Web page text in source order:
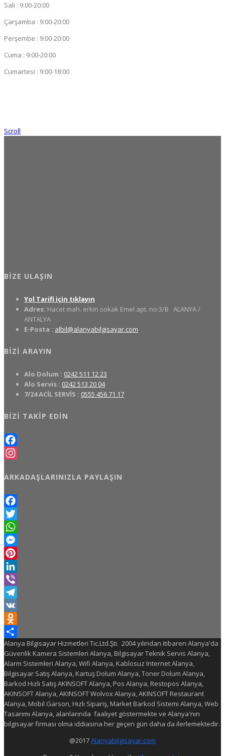
Salı : 9:00-20:00
Çarşamba : 9:00-20:00
Perşembe : 9:00-20:00
Cuma : 9:00-20:00
Cumartesi : 9:00-18:00
Scroll
BIZE ULAŞIN
Yol Tarifi için tıklayın
Adres: Hacet mah. erkin sokak Emel apt. no:3/B ALANYA /
ANTALYA
E-Posta : albil@alanyabilgisayar.com
BIZI ARAYIN
Alo Dolum : 0242 511 12 23
Alo Servis : 0242 513 20 04
7/24 ACİL SERVİS : 0555 456 71 17
BIZI TAKIP EDIN
Facebook
ARKADAŞLARINIZLA PAYLAŞIN
Facebook
Twitter
WhatsApp
Messenger
Pinterest
LinkedIn
Viber
Telegram
VK
Odnoklassniki
Share
Alanya Bilgisayar Hizmetleri Tic.Ltd.Şti. 2004 yılından itibaren Alanya'da
Güvenlik Kamera Sistemleri Alanya, Bilgisayar Teknik Servis Alanya,
Alarm Sistemleri Alanya, Wifi Alanya, Kablosuz Internet Alanya,
Bilgisayar Satış Alanya, Kartuş Dolum Alanya, Toner Dolum Alanya,
Barkod Hızlı Satış AKINSOFT Alanya, Pos Alanya, Restopos Alanya,
AKINSOFT Alanya, AKINSOFT Wolvox Alanya, AKINSOFT Restaurant
Alanya, Mobil Garson, Hızlı Sipariş, Market Barkod Sistemi Alanya, Web
Tasarımı Alanya, alanlarında faaliyet göstermekte ve Alanya'nın
bilgisayar firması olma iddiasına her geçen gün daha da ilerlemektedir.
@2017Alanyabilgisayar.com